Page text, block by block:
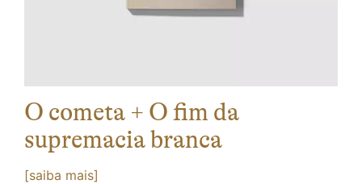
O cometa + O fim da
supremacia branca
[saiba mais]